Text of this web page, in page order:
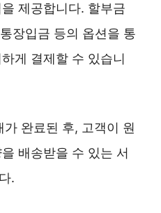
제공합니다. 할부금
장입금 등의 옵션을 통
게 결제할 수 있습니
가 완료된 후, 고객이 원
배송받을 수 있는 서
.